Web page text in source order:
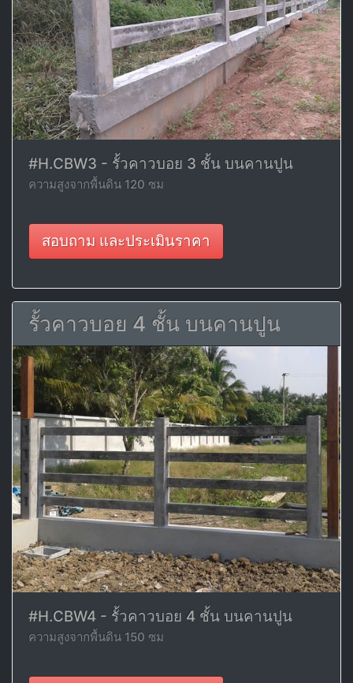
#H.CBW3 - รั้วคาวบอย 3 ชั้น บนคานปูน
ความสูงจากพื้นดิน 120 ซม
สอบถาม และประเมินราคา
รั้วคาวบอย 4 ชั้น บนคานปูน
#H.CBW4 - รั้วคาวบอย 4 ชั้น บนคานปูน
ความสูงจากพื้นดิน 150 ซม